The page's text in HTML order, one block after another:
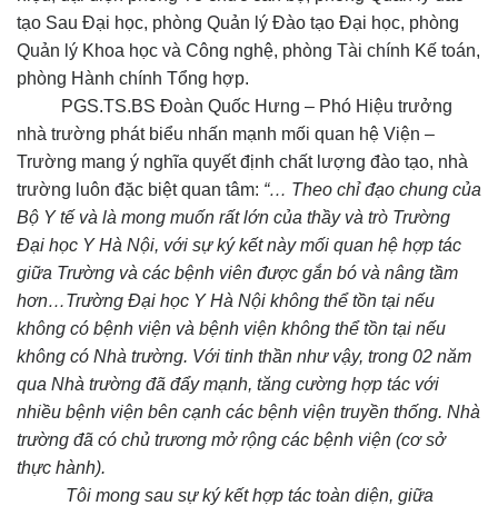
tạo Sau Đại học, phòng Quản lý Đào tạo Đại học, phòng
Quản lý Khoa học và Công nghệ, phòng Tài chính Kế toán,
phòng Hành chính Tổng hợp.
PGS.TS.BS Đoàn Quốc Hưng – Phó Hiệu trưởng
nhà trường phát biểu nhấn mạnh mối quan hệ Viện –
Trường mang ý nghĩa quyết định chất lượng đào tạo, nhà
trường luôn đặc biệt quan tâm: “… Theo chỉ đạo chung của
Bộ Y tế và là mong muốn rất lớn của thầy và trò Trường
Đại học Y Hà Nội, với sự ký kết này mối quan hệ hợp tác
giữa Trường và các bệnh viên được gắn bó và nâng tầm
hơn…Trường Đại học Y Hà Nội không thể tồn tại nếu
không có bệnh viện và bệnh viện không thể tồn tại nếu
không có Nhà trường. Với tinh thần như vậy, trong 02 năm
qua Nhà trường đã đẩy mạnh, tăng cường hợp tác với
nhiều bệnh viện bên cạnh các bệnh viện truyền thống. Nhà
trường đã có chủ trương mở rộng các bệnh viện (cơ sở
thực hành).
Tôi mong sau sự ký kết hợp tác toàn diện, giữa